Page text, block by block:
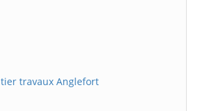
travaux Anglefort